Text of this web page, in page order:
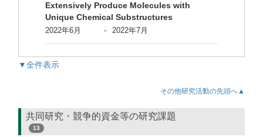
Extensively Produce Molecules with
Unique Chemical Substructures
2022年6月 - 2022年7月
▼全件表示
その他研究活動の先頭へ▲
共同研究・競争的資金等の研究課題
13